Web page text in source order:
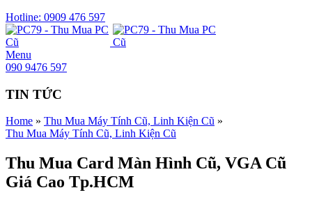
Hotline: 0909 476 597
Menu
090 9476 597
TIN TỨC
Home » Thu Mua Máy Tính Cũ, Linh Kiện Cũ »
Thu Mua Máy Tính Cũ, Linh Kiện Cũ
Thu Mua Card Màn Hình Cũ, VGA Cũ
Giá Cao Tp.HCM